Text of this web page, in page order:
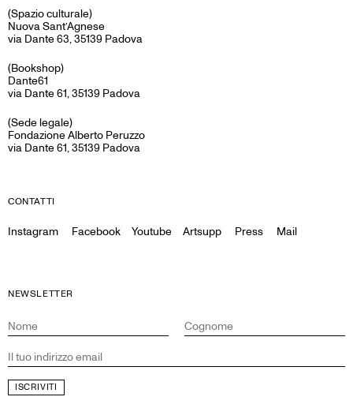
(Spazio culturale)
Nuova Sant’Agnese
via Dante 63, 35139 Padova
(Bookshop)
Dante61
via Dante 61, 35139 Padova
(Sede legale)
Fondazione Alberto Peruzzo
via Dante 61, 35139 Padova
CONTATTI
Instagram Facebook Youtube Artsupp Press Mail
NEWSLETTER